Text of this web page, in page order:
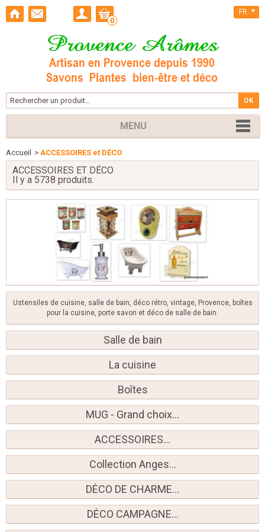
0
FR
MENU
Accueil > ACCESSOIRES et DÉCO
ACCESSOIRES ET DÉCO
Il y a 5738 produits.
Ustensiles de cuisine, salle de bain, déco rétro, vintage, Provence, boîtes
pour la cuisine, porte savon et déco de salle de bain.
Salle de bain
La cuisine
Boîtes
MUG - Grand choix...
ACCESSOIRES...
Collection Anges...
DÉCO DE CHARME...
DÉCO CAMPAGNE...